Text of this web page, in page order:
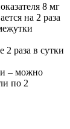
8 мг
на 2 раза
2 раза в сутки
– можно
по 2